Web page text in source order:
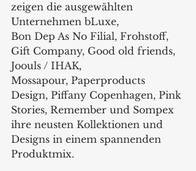
zeigen die ausgewählten
Unternehmen bLuxe,
Bon Dep As No Filial, Frohstoff,
Gift Company, Good old friends,
Joouls / IHAK,
Mossapour, Paperproducts
Design, Piffany Copenhagen, Pink
Stories, Remember und Sompex
ihre neusten Kollektionen und
Designs in einem spannenden
Produktmix.